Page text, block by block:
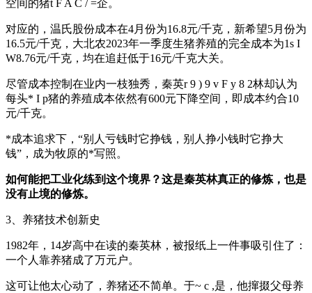
空间的猪t F A C / =企。
对应的，温氏股份成本在4月份为16.8元/千克，新希望5月份为
16.5元/千克，大北农2023年一季度生猪养殖的完全成本为1s I
W8.76元/千克，均在追赶低于16元/千克大关。
尽管成本控制在业内一枝独秀，秦英r 9 ) 9 v F y 8 2林却认为
每头* I p猪的养殖成本依然有600元下降空间，即成本约合10
元/千克。
*成本追求下，“别人亏钱时它挣钱，别人挣小钱时它挣大
钱”，成为牧原的*写照。
如何能把工业化练到这个境界？这是秦英林真正的修炼，也是
没有止境的修炼。
3、养猪技术创新史
1982年，14岁高中在读的秦英林，被报纸上一件事吸引住了：
一个人靠养猪成了万元户。
这可让他太心动了，养猪还不简单。于~ c ,是，他撺掇父母养